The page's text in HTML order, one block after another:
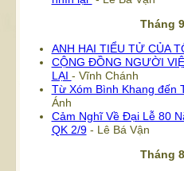
Tháng
ANH HAI TIỂU TỬ CỦA
CỘNG ĐỒNG NGƯỜI
LẠI - Vĩnh Chánh
Từ Xóm Bình Khang đến
Ánh
Cảm Nghĩ Về Đại Lễ 80
QK 2/9- Lê Bá Vận
Tháng